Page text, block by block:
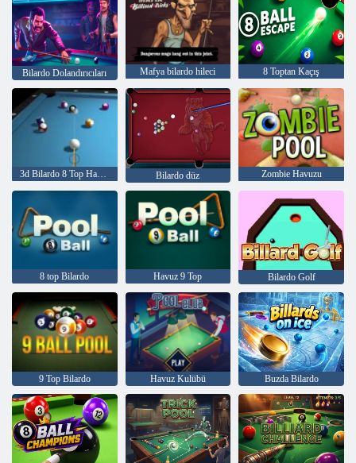
Bilardo Dolandırıcıları Mafya bilardo hileci 8 Toptan Kaçış
3d Bilardo 8 Top Havuzu Bilardo düz Zombie Havuzu
8 top Bilardo Havuz 9 Top Bilardo Golf
9 Top Bilardo Havuz Kulübü Buzda Bilardo